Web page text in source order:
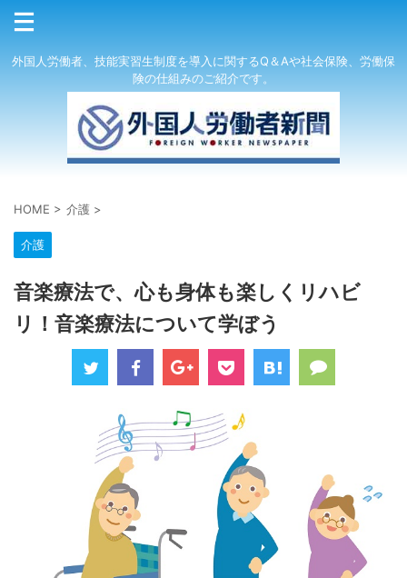
外国人労働者、技能実習生制度を導入に関するQ＆Aや社会保険、労働保
険の仕組みのご紹介です。
HOME > 介護 >
介護
音楽療法で、心も身体も楽しくリハビ
リ！音楽療法について学ぼう